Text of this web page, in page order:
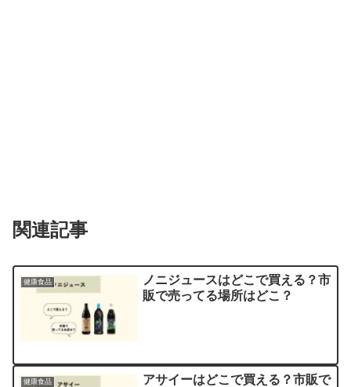
関連記事
健康食品
ノニジュースはどこで買える？市
販で売ってる場所はどこ？
健康食品
アサイーはどこで買える？市販で